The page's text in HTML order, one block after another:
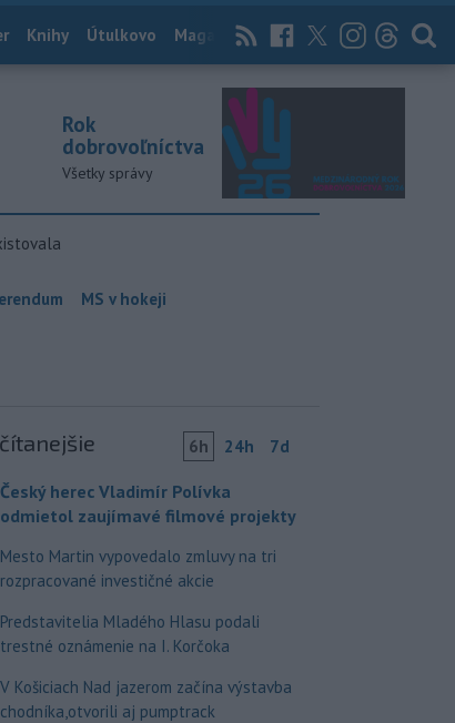
Knihy Útulkovo Magazín News Now Archív
Rok
dobrovoľníctva
Všetky správy
MS v hokeji
6h 24h 7d
Český herec Vladimír Polívka
odmietol zaujímavé filmové projekty
Mesto Martin vypovedalo zmluvy na tri
rozpracované investičné akcie
Predstavitelia Mladého Hlasu podali
trestné oznámenie na I. Korčoka
V Košiciach Nad jazerom začína výstavba
chodníka,otvorili aj pumptrack